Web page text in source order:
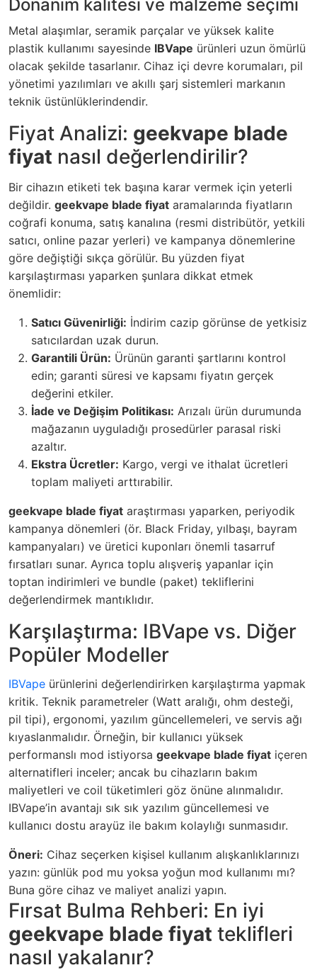
Donanım kalitesi ve malzeme seçimi
Metal alaşımlar, seramik parçalar ve yüksek kalite
plastik kullanımı sayesinde IBVape ürünleri uzun ömürlü
olacak şekilde tasarlanır. Cihaz içi devre korumaları, pil
yönetimi yazılımları ve akıllı şarj sistemleri markanın
teknik üstünlüklerindendir.
Fiyat Analizi: geekvape blade
fiyat nasıl değerlendirilir?
Bir cihazın etiketi tek başına karar vermek için yeterli
değildir. geekvape blade fiyat aramalarında fiyatların
coğrafi konuma, satış kanalına (resmi distribütör, yetkili
satıcı, online pazar yerleri) ve kampanya dönemlerine
göre değiştiği sıkça görülür. Bu yüzden fiyat
karşılaştırması yaparken şunlara dikkat etmek
önemlidir:
Satıcı Güvenirliği: İndirim cazip görünse de yetkisiz
satıcılardan uzak durun.
Garantili Ürün: Ürünün garanti şartlarını kontrol
edin; garanti süresi ve kapsamı fiyatın gerçek
değerini etkiler.
İade ve Değişim Politikası: Arızalı ürün durumunda
mağazanın uyguladığı prosedürler parasal riski
azaltır.
Ekstra Ücretler: Kargo, vergi ve ithalat ücretleri
toplam maliyeti arttırabilir.
geekvape blade fiyat araştırması yaparken, periyodik
kampanya dönemleri (ör. Black Friday, yılbaşı, bayram
kampanyaları) ve üretici kuponları önemli tasarruf
fırsatları sunar. Ayrıca toplu alışveriş yapanlar için
toptan indirimleri ve bundle (paket) tekliflerini
değerlendirmek mantıklıdır.
Karşılaştırma: IBVape vs. Diğer
Popüler Modeller
IBVape ürünlerini değerlendirirken karşılaştırma yapmak
kritik. Teknik parametreler (Watt aralığı, ohm desteği,
pil tipi), ergonomi, yazılım güncellemeleri, ve servis ağı
kıyaslanmalıdır. Örneğin, bir kullanıcı yüksek
performanslı mod istiyorsa geekvape blade fiyat içeren
alternatifleri inceler; ancak bu cihazların bakım
maliyetleri ve coil tüketimleri göz önüne alınmalıdır.
IBVape’in avantajı sık sık yazılım güncellemesi ve
kullanıcı dostu arayüz ile bakım kolaylığı sunmasıdır.
Öneri: Cihaz seçerken kişisel kullanım alışkanlıklarınızı
yazın: günlük pod mu yoksa yoğun mod kullanımı mı?
Buna göre cihaz ve maliyet analizi yapın.
Fırsat Bulma Rehberi: En iyi
geekvape blade fiyat teklifleri
nasıl yakalanır?